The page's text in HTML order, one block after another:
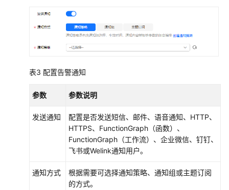
设
置
警
通
CTS
询
记
表3 配置告警通知
参数 参数说明
发送通知
配置是否发送短信、邮件、语音通知、HTTP、
HTTPS、FunctionGraph（函数）、
FunctionGraph（工作流）、企业微信、钉钉、
飞书或Welink通知用户。
通知方式
根据需要可选择通知策略、通知组或主题订阅
的方式。